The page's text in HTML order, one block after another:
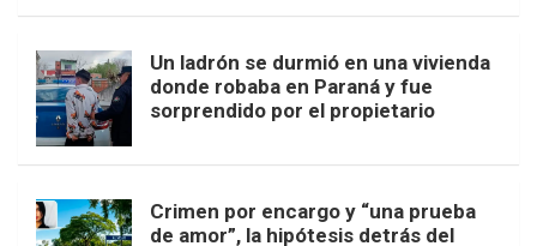
Un ladrón se durmió en una vivienda
donde robaba en Paraná y fue
sorprendido por el propietario
Crimen por encargo y “una prueba
de amor”, la hipótesis detrás del